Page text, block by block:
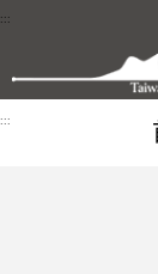
跳到主要內容區塊
:::
:::